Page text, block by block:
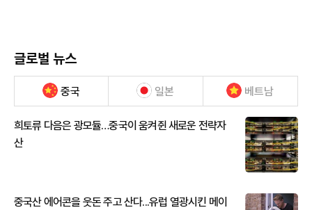
글로벌 뉴스
중국 일본 베트남
희토류 다음은 광모듈…중국이 움켜쥔 새로운 전략자
산
중국산 에어콘을 웃돈 주고 산다...유럽 열광시킨 메이